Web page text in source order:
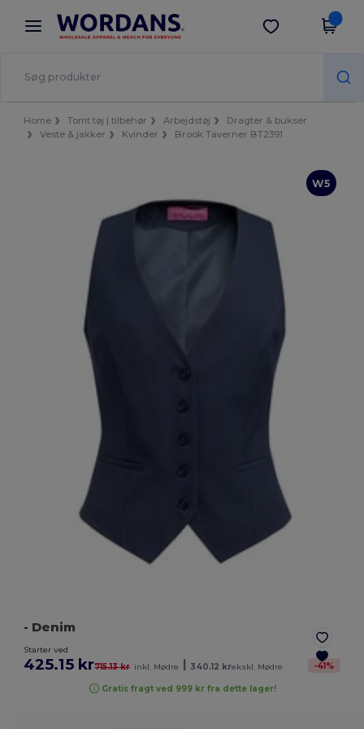
× Wordans-app
Bedre priser i appen!
Hent app
Home Tomt tøj | tilbehør Arbejdstøj
Dragter & bukser
Veste & jakker
Kvinder Brook Taverner BT2391
W5
- Denim
Starter ved
425.15 kr715.13 kr inkl. Mødre | 340.12 krekskl. Mødre -41%
Gratis fragt ved 999 kr fra dette lager!